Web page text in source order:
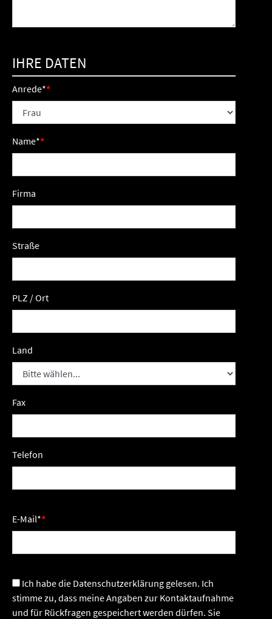
IHRE DATEN
Anrede*
Name*
Firma
Straße
PLZ / Ort
Land
Fax
Telefon
E-Mail*
stimme zu, dass meine Angaben zur Kontaktaufnahme
und für Rückfragen gespeichert werden dürfen. Sie